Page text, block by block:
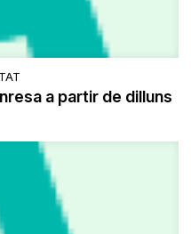
a partir de dilluns